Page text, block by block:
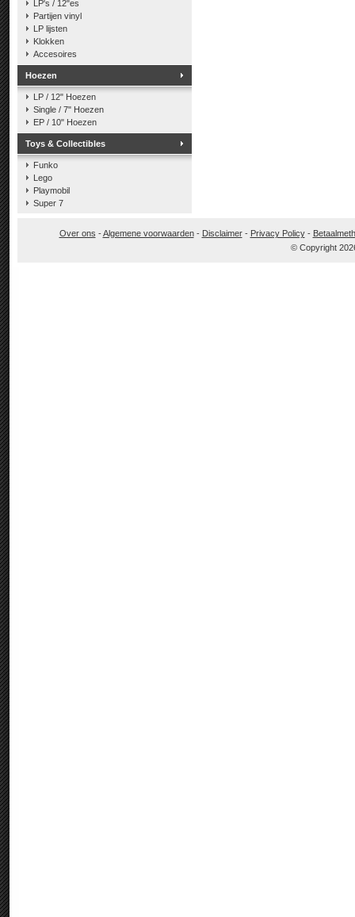
LP's / 12"es
Partijen vinyl
LP lijsten
Klokken
Accesoires
Hoezen
LP / 12" Hoezen
Single / 7" Hoezen
EP / 10" Hoezen
Toys & Collectibles
Funko
Lego
Playmobil
Super 7
Over ons -Algemene voorwaarden- Disclaimer- Privacy Policy-
© Copyright